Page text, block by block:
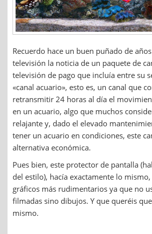
Recuerdo hace un buen puñado de
televisión la noticia de un paquete de
televisión de pago que incluía entre su
«canal acuario», esto es, un canal que
retransmitir 24 horas al día el
en un acuario, algo que muchos
relajante y, dado el elevado
tener un acuario en condiciones, este
alternativa económica.
Pues bien, este protector de pantalla
del estilo), hacía exactamente lo
gráficos más rudimentarios ya que no
filmadas sino dibujos. Y que queréis
mismo.